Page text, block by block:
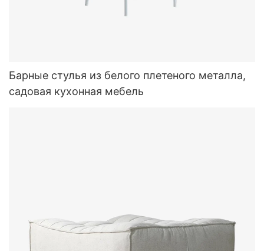
Барные стулья из белого плетеного металла,
садовая кухонная мебель